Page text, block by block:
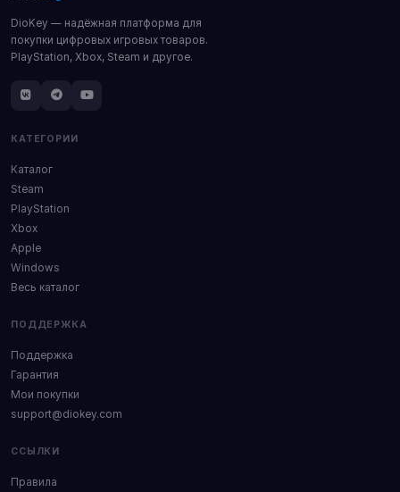
DioKey — надёжная платформа для
покупки цифровых игровых товаров.
PlayStation, Xbox, Steam и другое.
КАТЕГОРИИ
Каталог
Steam
PlayStation
Xbox
Apple
Windows
Весь каталог
ПОДДЕРЖКА
Поддержка
Гарантия
Мои покупки
support@diokey.com
ССЫЛКИ
Правила